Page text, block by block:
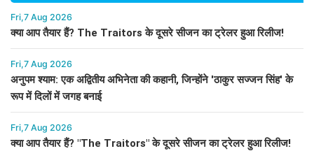
Fri,7 Aug 2026
क्या आप तैयार हैं? The Traitors के दूसरे सीजन का ट्रेलर हुआ रिलीज!
Fri,7 Aug 2026
अनुपम श्याम: एक अद्वितीय अभिनेता की कहानी, जिन्होंने 'ठाकुर सज्जन सिंह' के
रूप में दिलों में जगह बनाई
Fri,7 Aug 2026
क्या आप तैयार हैं? "The Traitors" के दूसरे सीजन का ट्रेलर हुआ रिलीज!